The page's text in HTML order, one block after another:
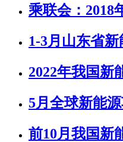
乘联会：2018
1-3月山东省
2022年我国新
5月全球新能
前10月我国新